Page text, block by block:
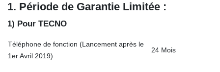
1. Période de Garantie Limitée :
1) Pour TECNO
Téléphone de fonction (Lancement après le
1er Avril 2019)
24 Mois